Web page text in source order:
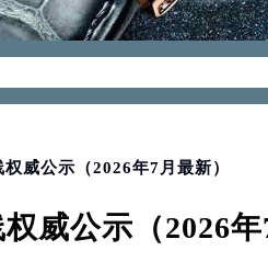
非大陆需加拨“+86”）
预约）
威公示（2026年7月最新）
威公示（2026年